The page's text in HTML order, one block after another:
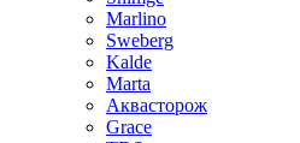
Marlino
Sweberg
Kalde
Marta
Аквасторож
Grace